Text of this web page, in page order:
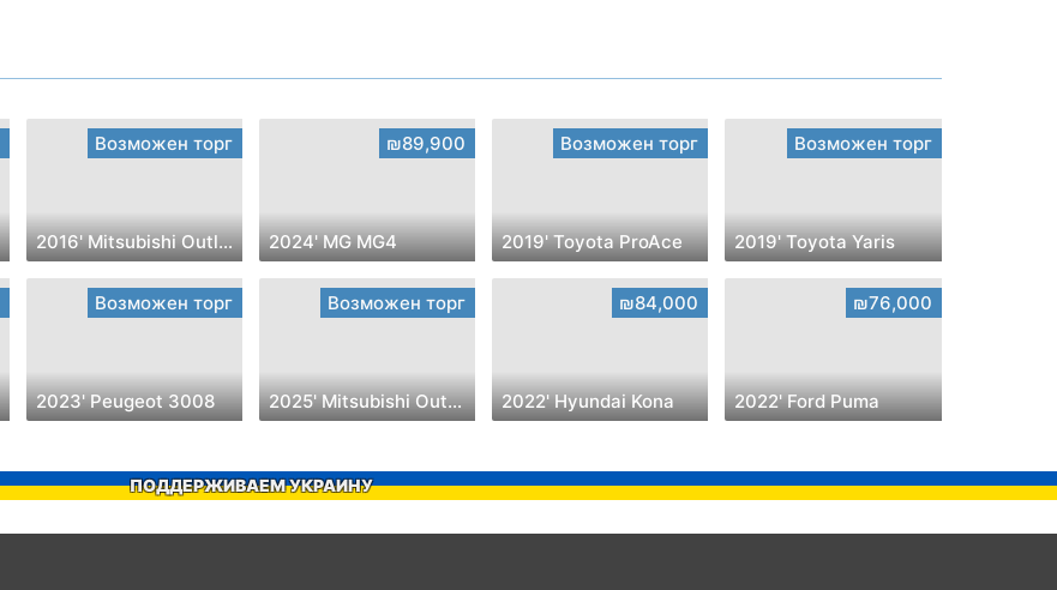
Возможен торг
2016' Mitsubishi Outlander
₪89,900
2024' MG MG4
Возможен торг
2019' Toyota ProAce
Возможен торг
2019' Toyota Yaris
Возможен торг
2023' Peugeot 3008
Возможен торг
2025' Mitsubishi Outlander
₪84,000
2022' Hyundai Kona
₪76,000
2022' Ford Puma
ПОДДЕРЖИВАЕМ УКРАИНУ